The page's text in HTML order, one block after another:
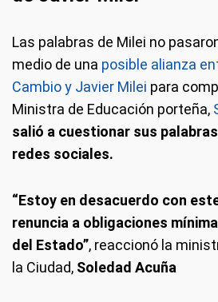
Las palabras de Milei no
medio de una posible alianza
Cambio y Javier Milei para
Ministra de Educación porteña,
salió a cuestionar sus
redes sociales.
“Estoy en desacuerdo con
renuncia a obligaciones
del Estado”, reaccionó la
la Ciudad, Soledad Acuña